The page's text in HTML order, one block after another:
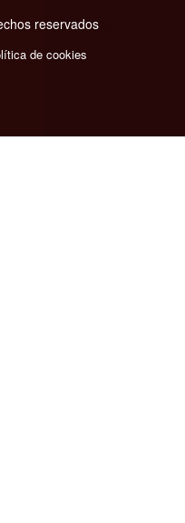
reservados
de cookies